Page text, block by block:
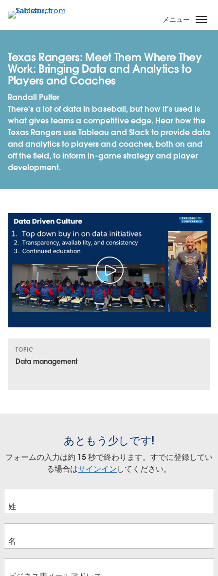
イ
ン
ン
テ
動
メニュー
Texas Rangers: Meet Them Where They
Work: Bringing Data and Analytics to
Players and Coaches
Randall Pulfer
There's a lot of data in baseball, but how it’s used is
what gives teams a competitive edge. Hear how the
Texas Rangers use Tableau and Slack to provide data
and analytics to players and coaches, both on and
off the field, to inform in-game strategy and player
development.
TOPIC
Data management
あともう少しです!
フォームの入力は約 15 秒で終わります。すでに登録してい
る場合はサインインしてください。